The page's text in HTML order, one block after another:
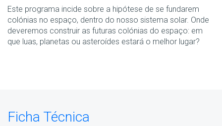
Este programa incide sobre a hipótese de se fundarem
colónias no espaço, dentro do nosso sistema solar. Onde
deveremos construir as futuras colónias do espaço: em
que luas, planetas ou asteroídes estará o melhor lugar?
Ficha Técnica